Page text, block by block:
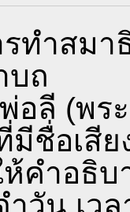
รทำสม
บถ
อลี (พร
มีชื่อเสี
ห้คำอธิ